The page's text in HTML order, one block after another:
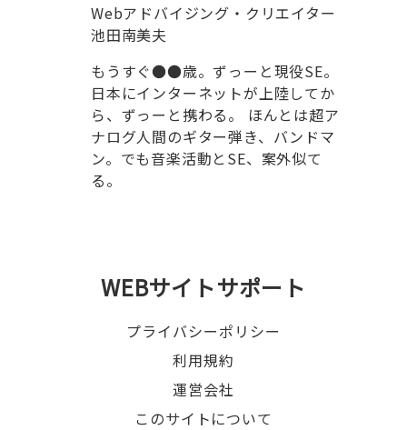
Webアドバイジング・クリエイター
池田南美夫
もうすぐ●●歳。ずっーと現役SE。
日本にインターネットが上陸してか
ら、ずっーと携わる。 ほんとは超ア
ナログ人間のギター弾き、バンドマ
ン。でも音楽活動とSE、案外似て
る。
WEBサイトサポート
プライバシーポリシー
利用規約
運営会社
このサイトについて